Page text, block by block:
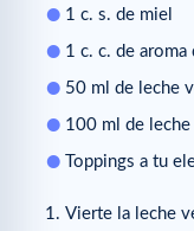
1 c. s. de miel
1 c. c. de
50 ml de leche
100 ml de leche
Toppings a tu
Vierte la leche